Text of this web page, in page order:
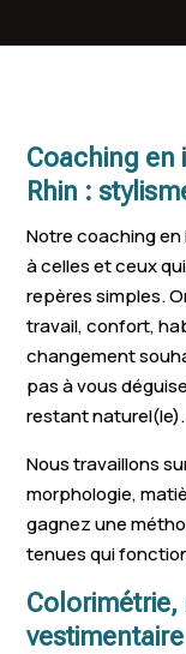
Habsheim
Ingersheim
Village-Neuf
Sierentz
Staffelfelden
Pulversheim
Zillisheim
Coaching en
Rhin :
Notre coaching en
à celles et ceux
repères simples.
travail, confort,
changement
pas à vous
restant naturel(le).
Nous travaillons
morphologie,
gagnez une
tenues qui
Colorimétrie,